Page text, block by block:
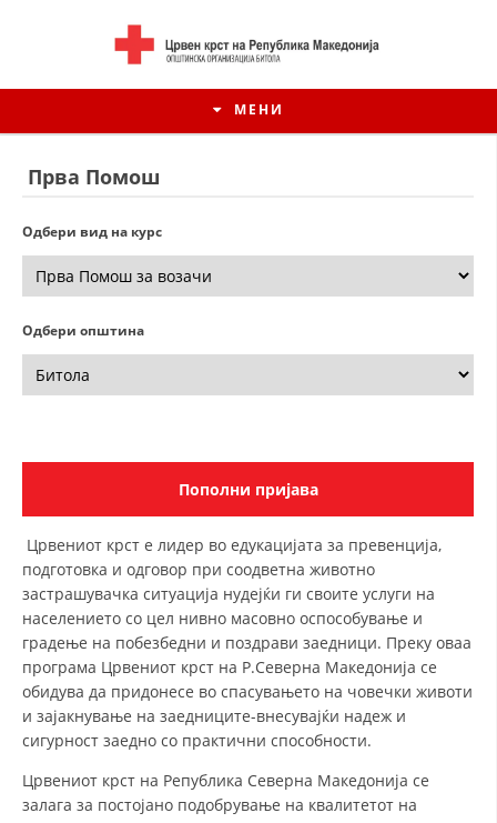
МЕНИ
ИСТОРИЈАТ НА ДВИЖЕЊЕТО
СТРУКТУРА НА ОРГАНИЗАЦИЈАТА
КОНТАКТ ИНФОРМАЦИИ
ЧЛЕНСТВО ВО ПРОФЕСИОНАЛНИ ТЕЛА
ЗАКОН ЗА ЦКРМ
СТАТУТ НА ЦКРМ
Прва Помош
Одбери вид на курс
Одбери општина
Црвениот крст е лидер во едукацијата за превенција,
подготовка и одговор при соодветна животно
застрашувачка ситуација нудејќи ги своите услуги на
населението со цел нивно масовно оспособување и
градење на побезбедни и поздрави заедници. Преку оваа
програма Црвениот крст на Р.Северна Македонија се
обидува да придонесе во спасувањето на човечки животи
и зајакнување на заедниците-внесувајќи надеж и
сигурност заедно со практични способности.
Црвениот крст на Рeпублика Северна Македонија се
залага за постојано подобрување на квалитетот на